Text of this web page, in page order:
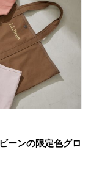
ーンの限定色グロ